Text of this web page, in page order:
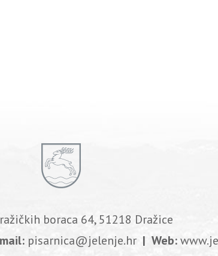
boraca 64, 51218 Dražice
pisarnica@jelenje.hr| Web: